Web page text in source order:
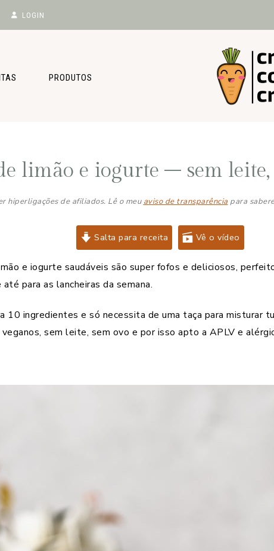
LOGIN
PRODUTOS
limão e iogurte – sem leite,
hiperligações de afiliados. Lê o meu aviso de transparência para
Salta para receita Vê o vídeo
e iogurte saudáveis são super fofos e deliciosos,
para as lancheiras da semana.
10 ingredientes e só necessita de uma taça para misturar
sem leite, sem ovo e por isso apto a APLV e